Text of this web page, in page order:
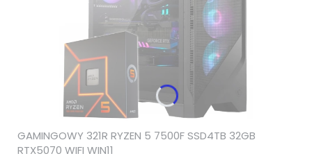
GAMINGOWY 321R RYZEN 5 7500F SSD4TB 32GB
RTX5070 WIFI WIN11